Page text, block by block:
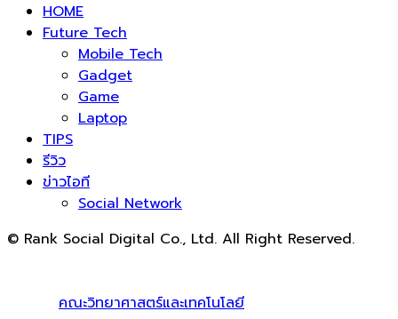
HOME
Future Tech
Mobile Tech
Gadget
Game
Laptop
TIPS
รีวิว
ข่าวไอที
Social Network
© Rank Social Digital Co., Ltd. All Right Reserved.
คณะวิทยาศาสตร์และเทคโนโลยี